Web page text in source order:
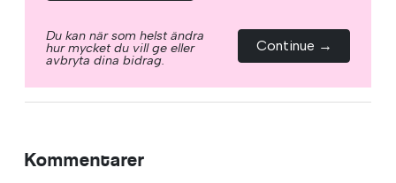
Du kan när som helst ändra
hur mycket du vill ge eller
avbryta dina bidrag.
Continue →
Kommentarer